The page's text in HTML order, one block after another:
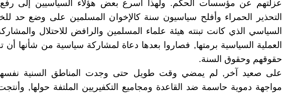
عزلتهم عن مؤسسات الحكم. ولهذا أسرع بعض هؤلاء السياسيين إلى رفع
التحذير الحمراء وأفلح سياسيون سنة كالإخوان المسلمين على وضع حد
السياسي الذي كانت تبنته هيئة علماء المسلمين والرافض للاحتلال
العملية السياسية برمتها, فصاروا بعدها دعاة لمشاركة سياسية من شأنها
حقوقهم وحقوق السنة.
على صعيد آخر, لم يمضي وقت طويل حتى وجدت المناطق السنية
مواجهة دموية حاسمة ضد القاعدة ومجاميع التكفيريين الملتفة حولها,